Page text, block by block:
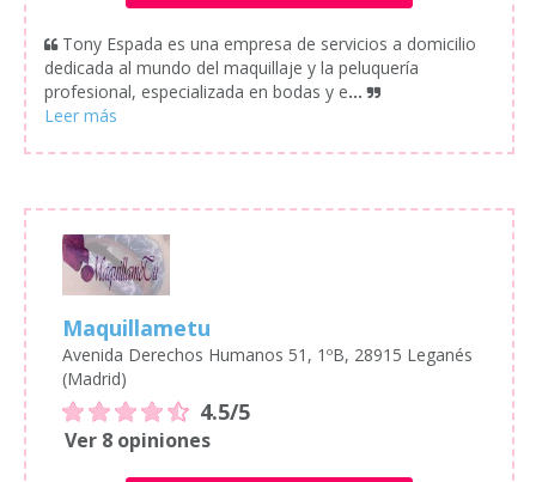
Tony Espada es una empresa de servicios a domicilio
dedicada al mundo del maquillaje y la peluquería
profesional, especializada en bodas y e...
Maquillametu
Avenida Derechos Humanos 51, 1ºB, 28915 Leganés
(Madrid)
4.5/5
Ver 8 opiniones